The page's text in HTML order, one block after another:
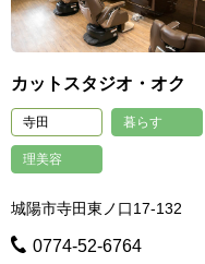
カットスタジオ・オク
寺田 暮らす
理美容
城陽市寺田東ノ口17-132
0774-52-6764